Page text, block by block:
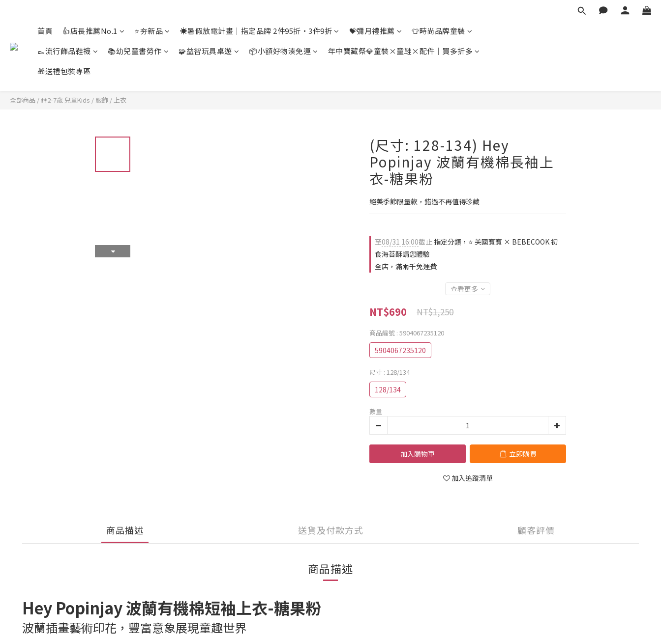
首頁 👍店長推薦No.1 ⭐夯新品 ☀️暑假放電計畫｜指定品牌 2件95折・3件9折 💝彌月禮推薦
👕時尚品牌童裝
👞流行飾品鞋襪
📚幼兒童書勞作 🧩益智玩具桌遊 📦小額好物湊免運
年中寶藏祭💎童裝×童鞋×配件｜買多折多
🎁送禮包裝專區
全部商品 /👫2-7歲 兒童Kids / 服飾 /上衣
(尺寸: 128-134) Hey
Popinjay 波蘭有機棉長袖上
衣-糖果粉
絕美季節限量款，錯過不再值得珍藏
至08/31 16:00截止 指定分類，⭐ 美國寶寶 × BEBECOOK 初
食海苔酥請您體驗
全店，滿兩千免運費
查看更多
NT$690 NT$1,250
商品編號 : 5904067235120
5904067235120
尺寸 : 128/134
128/134
數量
加入購物車 立即購買
加入追蹤清單
商品描述 送貨及付款方式 顧客評價
商品描述
Hey Popinjay 波蘭有機棉短袖上衣-糖果粉
波蘭插畫藝術印花，豐富意象展現童趣世界